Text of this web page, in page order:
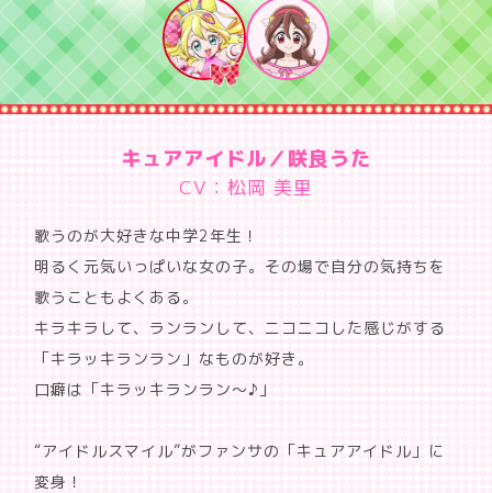
キュアアイドル／咲良うた
CV：松岡 美里
歌うのが大好きな中学2年生！
明るく元気いっぱいな女の子。その場で自分の気持ちを
歌うこともよくある。
キラキラして、ランランして、ニコニコした感じがする
「キラッキランラン」なものが好き。
口癖は「キラッキランラン～♪」
“アイドルスマイル”がファンサの「キュアアイドル」に
変身！